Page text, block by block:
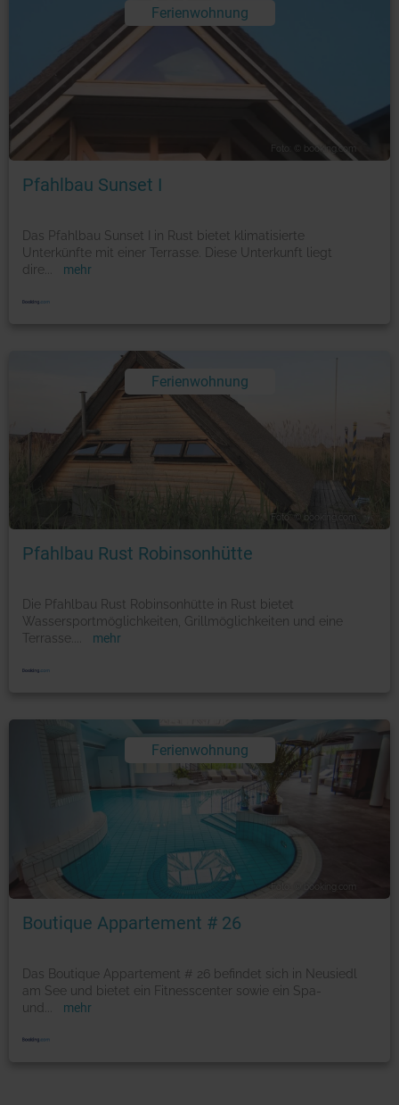
Ferienwohnung
Foto: © booking.com
Pfahlbau Sunset I
Das Pfahlbau Sunset I in Rust bietet klimatisierte
Unterkünfte mit einer Terrasse. Diese Unterkunft liegt
dire
mehr
Ferienwohnung
Foto: © booking.com
Pfahlbau Rust Robinsonhütte
Die Pfahlbau Rust Robinsonhütte in Rust bietet
Wassersportmöglichkeiten, Grillmöglichkeiten und eine
Terrasse.
mehr
Ferienwohnung
Foto: © booking.com
Boutique Appartement # 26
Das Boutique Appartement # 26 befindet sich in Neusiedl
am See und bietet ein Fitnesscenter sowie ein Spa-
und
mehr